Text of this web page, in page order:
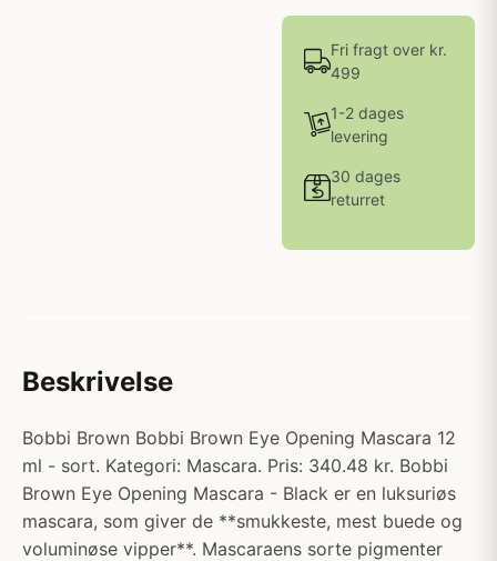
Fri fragt over kr.
499
1-2 dages
levering
30 dages
returret
Beskrivelse
Bobbi Brown Bobbi Brown Eye Opening Mascara 12
ml - sort. Kategori: Mascara. Pris: 340.48 kr. Bobbi
Brown Eye Opening Mascara - Black er en luksuriøs
mascara, som giver de **smukkeste, mest buede og
voluminøse vipper**. Mascaraens sorte pigmenter